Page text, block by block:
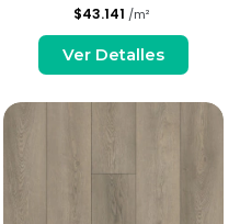
$43.141 /m²
Ver Detalles